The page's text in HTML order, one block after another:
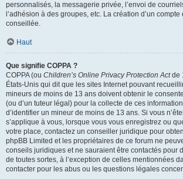
personnalisés, la messagerie privée, l’envoi de
l’adhésion à des groupes, etc. La création d’un
conseillée.
Haut
Que signifie COPPA ?
COPPA (ou Children’s Online Privacy Protection Actde
États-Unis qui dit que les sites Internet pouvant
mineurs de moins de 13 ans doivent obtenir le
(ou d’un tuteur légal) pour la collecte de ces
d’identifier un mineur de moins de 13 ans. Si vous
s’applique à vous, lorsque vous vous enregistrez ou
votre place, contactez un conseiller juridique pour
phpBB Limited et les propriétaires de ce forum ne
conseils juridiques et ne sauraient être contactés pour
de toutes sortes, à l’exception de celles mentionnées
contacter pour les abus ou les questions légales